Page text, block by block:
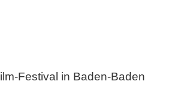
Festival in Baden-Baden